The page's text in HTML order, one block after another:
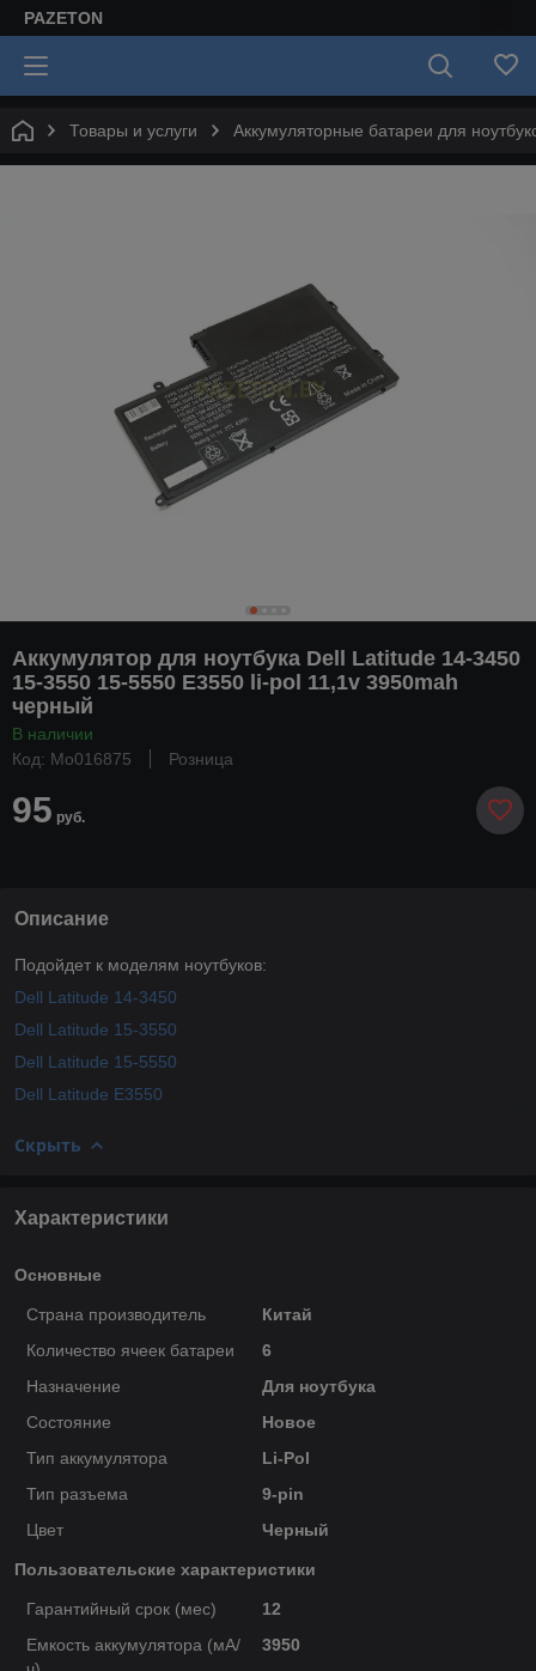
PAZETON
Товары и услуги Аккумуляторные батареи для
Аккумулятор для ноутбука Dell Latitude 14-3450
15-3550 15-5550 E3550 li-pol 11,1v 3950mah
черный
В наличии
Код: Mo016875
Розница
95 руб.
Описание
Подойдет к моделям ноутбуков:
Dell Latitude 14-3450
Dell Latitude 15-3550
Dell Latitude 15-5550
Dell Latitude E3550
Скрыть
Характеристики
Основные
Страна производитель
Китай
Количество ячеек батареи
6
Назначение
Для ноутбука
Состояние
Новое
Тип аккумулятора
Li-Pol
Тип разъема
9-pin
Цвет
Черный
Пользовательские характеристики
Гарантийный срок (мес)
12
Емкость аккумулятора (мА/
3950